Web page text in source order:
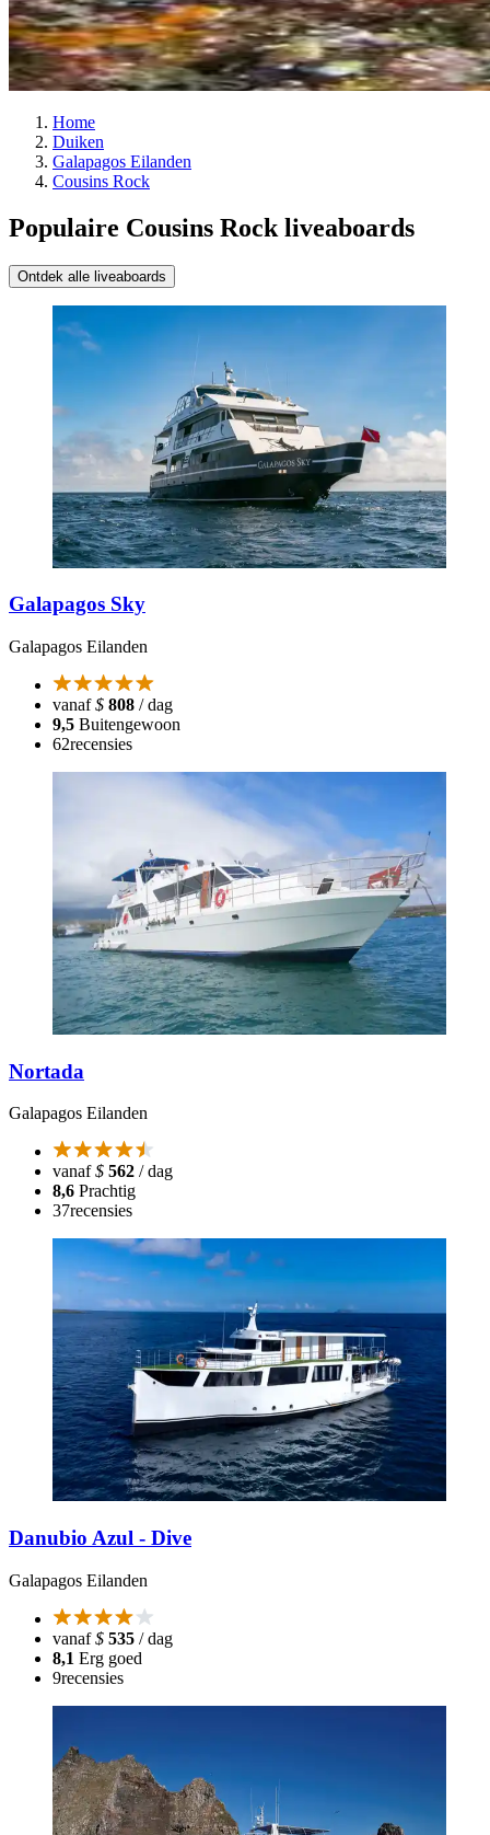
Home
Duiken
Galapagos Eilanden
Cousins Rock
Populaire Cousins Rock liveaboards
Ontdek alle liveaboards
Galapagos Sky
Galapagos Eilanden
vanaf$ 808 / dag
9,5 Buitengewoon
62recensies
Nortada
Galapagos Eilanden
vanaf$ 562 / dag
8,6 Prachtig
37recensies
Danubio Azul - Dive
Galapagos Eilanden
vanaf$ 535 / dag
8,1 Erg goed
9recensies